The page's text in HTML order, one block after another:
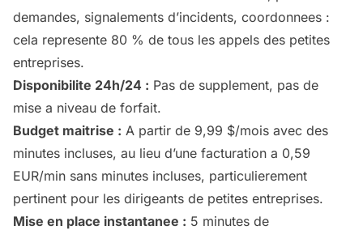
demandes, signalements d’incidents, coordonnees :
cela represente 80 % de tous les appels des petites
entreprises.
Disponibilite 24h/24 : Pas de supplement, pas de
mise a niveau de forfait.
Budget maitrise : A partir de 9,99 $/mois avec des
minutes incluses, au lieu d’une facturation a 0,59
EUR/min sans minutes incluses, particulierement
pertinent pour les dirigeants de petites entreprises.
Mise en place instantanee : 5 minutes de